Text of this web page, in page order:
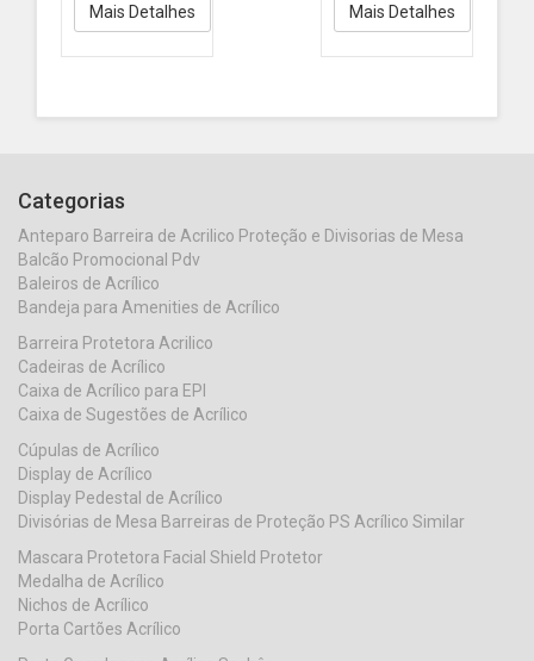
Mais Detalhes Mais Detalhes
Categorias
Anteparo Barreira de Acrilico Proteção e Divisorias de Mesa
Balcão Promocional Pdv
Baleiros de Acrílico
Bandeja para Amenities de Acrílico
Barreira Protetora Acrilico
Cadeiras de Acrílico
Caixa de Acrílico para EPI
Caixa de Sugestões de Acrílico
Cúpulas de Acrílico
Display de Acrílico
Display Pedestal de Acrílico
Divisórias de Mesa Barreiras de Proteção PS Acrílico Similar
Mascara Protetora Facial Shield Protetor
Medalha de Acrílico
Nichos de Acrílico
Porta Cartões Acrílico